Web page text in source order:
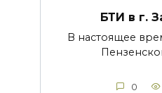
БТИ в г.
В настоящее
0